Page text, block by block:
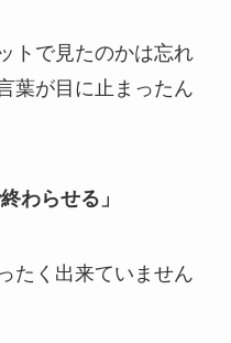
トで見たのかは忘れ
葉が目に止まったん
わらせる」
たく出来ていません